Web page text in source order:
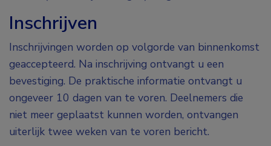
Inschrijven
Inschrijvingen worden op volgorde van binnenkomst
geaccepteerd. Na inschrijving ontvangt u een
bevestiging. De praktische informatie ontvangt u
ongeveer 10 dagen van te voren. Deelnemers die
niet meer geplaatst kunnen worden, ontvangen
uiterlijk twee weken van te voren bericht.